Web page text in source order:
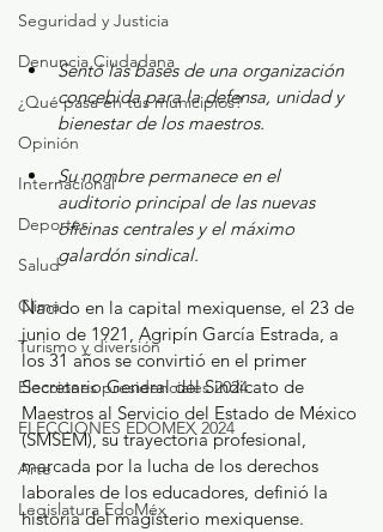
Seguridad y Justicia
Denuncia Ciudadana
¿Qué pasa en tus municipios?
Opinión
Internacional
Deportes
Salud
Clima
Turismo y diversión
Elecciones presidenciales 2024
ELECCIONES EDOMEX 2024
Arte
Legislatura EdoMéx
Sentó las bases de una organización
concebida para la defensa, unidad y
bienestar de los maestros.
Su nombre permanece en el
auditorio principal de las nuevas
oficinas centrales y el máximo
galardón sindical.
Nacido en la capital mexiquense, el 23 de
junio de 1921, Agripín García Estrada, a
los 31 años se convirtió en el primer
Secretario General del Sindicato de
Maestros al Servicio del Estado de México
(SMSEM), su trayectoria profesional,
marcada por la lucha de los derechos
laborales de los educadores, definió la
historia del magisterio mexiquense.